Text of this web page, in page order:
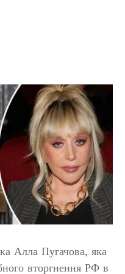
Алла Пугачова, яка
вторгнення РФ в